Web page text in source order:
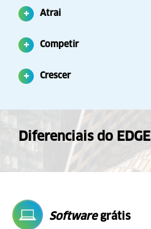
Atrai
Competir
Crescer
Diferenciais do EDGE
Softwaregrátis